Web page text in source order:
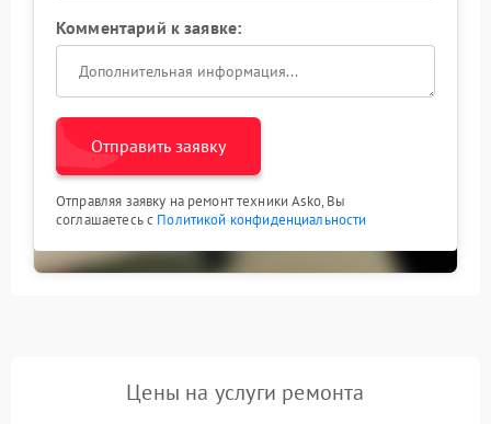
Комментарий к заявке:
Отправить заявку
Отправляя заявку на ремонт техники Asko, Вы
соглашаетесь с Политикой конфиденциальности
Цены на услуги ремонта